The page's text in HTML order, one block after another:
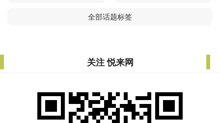
全部话题标签
关注 悦来网